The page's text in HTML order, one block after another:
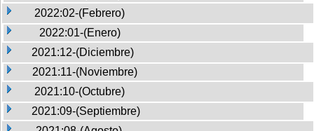
2022:02-(Febrero)
2022:01-(Enero)
2021:12-(Diciembre)
2021:11-(Noviembre)
2021:10-(Octubre)
2021:09-(Septiembre)